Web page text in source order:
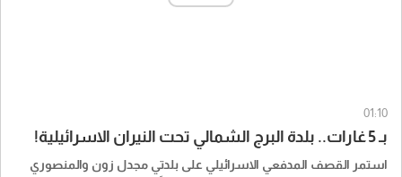
01:10
بـ 5 غارات.. بلدة البرج الشمالي تحت النيران الاسرائيلية!
استمر القصف المدفعي الاسرائيلي على بلدتي مجدل زون والمنصوري